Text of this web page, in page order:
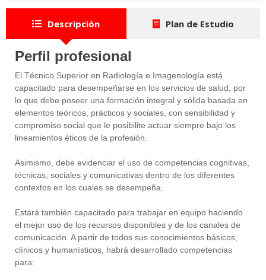
Descripción Plan de Estudio
Perfil profesional
El Técnico Superior en Radiología e Imagenología está
capacitado para desempeñarse en los servicios de salud, por
lo que debe poseer una formación integral y sólida basada en
elementos teóricos, prácticos y sociales, con sensibilidad y
compromiso social que le posibilite actuar siempre bajo los
lineamientos éticos de la profesión.
Asimismo, debe evidenciar el uso de competencias cognitivas,
técnicas, sociales y comunicativas dentro de los diferentes
contextos en los cuales se desempeña.
Estará también capacitado para trabajar en equipo haciendo
el mejor uso de los recursos disponibles y de los canales de
comunicación. A partir de todos sus conocimientos básicos,
clínicos y humanísticos, habrá desarrollado competencias
para: